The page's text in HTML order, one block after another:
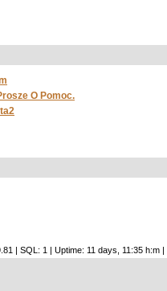
O Pomoc.
| SQL: 1 | Uptime: 11 days, 11:35 h:m